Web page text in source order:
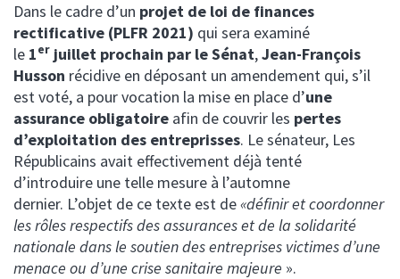
Dans le cadre d’un projet de loi de finances
rectificative (PLFR 2021) qui sera examiné
le 1er juillet prochain par le Sénat,Jean-François
Husson récidive en déposant un amendement qui, s’il
est voté, a pour vocation la mise en place d’une
assurance obligatoire afin de couvrir les pertes
d’exploitation des entreprisses. Le sénateur, Les
Républicains avait effectivement déjà tenté
d’introduire une telle mesure à l’automne
dernier. L’objet de ce texte est de«définir et coordonner
les rôles respectifs des assurances et de la solidarité
nationale dans le soutien des entreprises victimes d’une
menace ou d’une crise sanitaire majeure ».